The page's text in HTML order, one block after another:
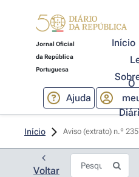
Jornal Oficial
da República
Portuguesa
Início
Ajuda
O
Início Aviso (extrato) n.º
Voltar